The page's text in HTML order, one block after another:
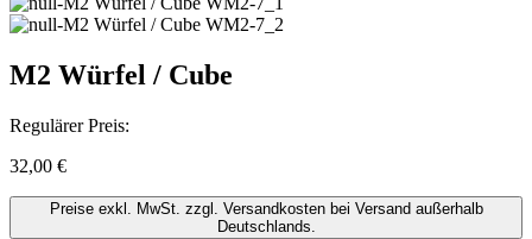
M2 Würfel / Cube
Regulärer Preis:
32,00 €
Preise exkl. MwSt. zzgl. Versandkosten bei Versand außerhalb
Deutschlands.